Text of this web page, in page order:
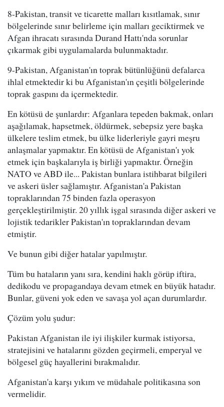
8-Pakistan, transit ve ticarette malları kısıtlamak, sınır
bölgelerinde sınır belirleme için malları geciktirmek ve
Afgan ihracatı sırasında Durand Hattı'nda sorunlar
çıkarmak gibi uygulamalarda bulunmaktadır.
9-Pakistan, Afganistan'ın toprak bütünlüğünü defalarca
ihlal etmektedir ki bu Afganistan'ın çeşitli bölgelerinde
toprak gaspını da içermektedir.
En kötüsü de şunlardır: Afganlara tepeden bakmak, onları
aşağılamak, hapsetmek, öldürmek, sebepsiz yere başka
ülkelere teslim etmek, bu ülke liderleriyle gayri meşru
anlaşmalar yapmaktır. En kötüsü de Afganistan'ı yok
etmek için başkalarıyla iş birliği yapmaktır. Örneğin
NATO ve ABD ile... Pakistan bunlara istihbarat bilgileri
ve askeri üsler sağlamıştır. Afganistan'a Pakistan
topraklarından 75 binden fazla operasyon
gerçekleştirilmiştir. 20 yıllık işgal sırasında diğer askeri ve
lojistik tedarikler Pakistan'ın topraklarından devam
etmiştir.
Ve bunun gibi diğer hatalar yapılmıştır.
Tüm bu hataların yanı sıra, kendini haklı görüp iftira,
dedikodu ve propagandaya devam etmek en büyük hatadır.
Bunlar, güveni yok eden ve savaşa yol açan durumlardır.
Çözüm yolu şudur:
Pakistan Afganistan ile iyi ilişkiler kurmak istiyorsa,
stratejisini ve hatalarını gözden geçirmeli, emperyal ve
bölgesel güç hayallerini bırakmalıdır.
Afganistan'a karşı yıkım ve müdahale politikasına son
vermelidir.